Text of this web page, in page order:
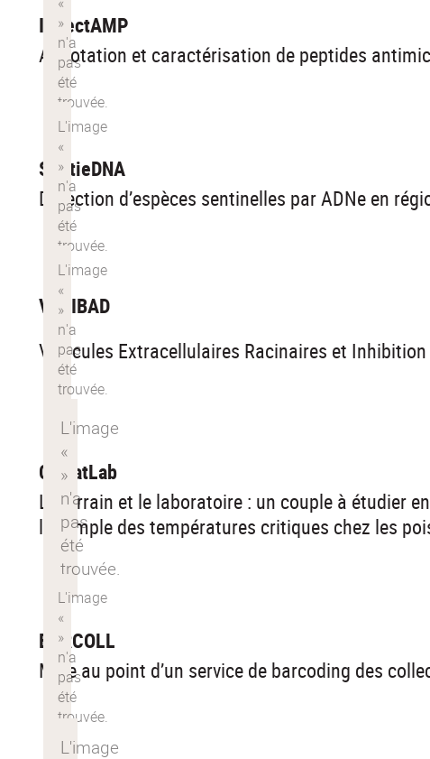
INsectAMP
Annotation et caractérisation de peptides
SentieDNA
Détection d’espèces sentinelles par ADNe en
VERIBAD
Vésicules Extracellulaires Racinaires et
CTNatLab
Le terrain et le laboratoire : un couple à étudier
l’exemple des températures critiques chez les
BARCOLL
Mise au point d’un service de barcoding des